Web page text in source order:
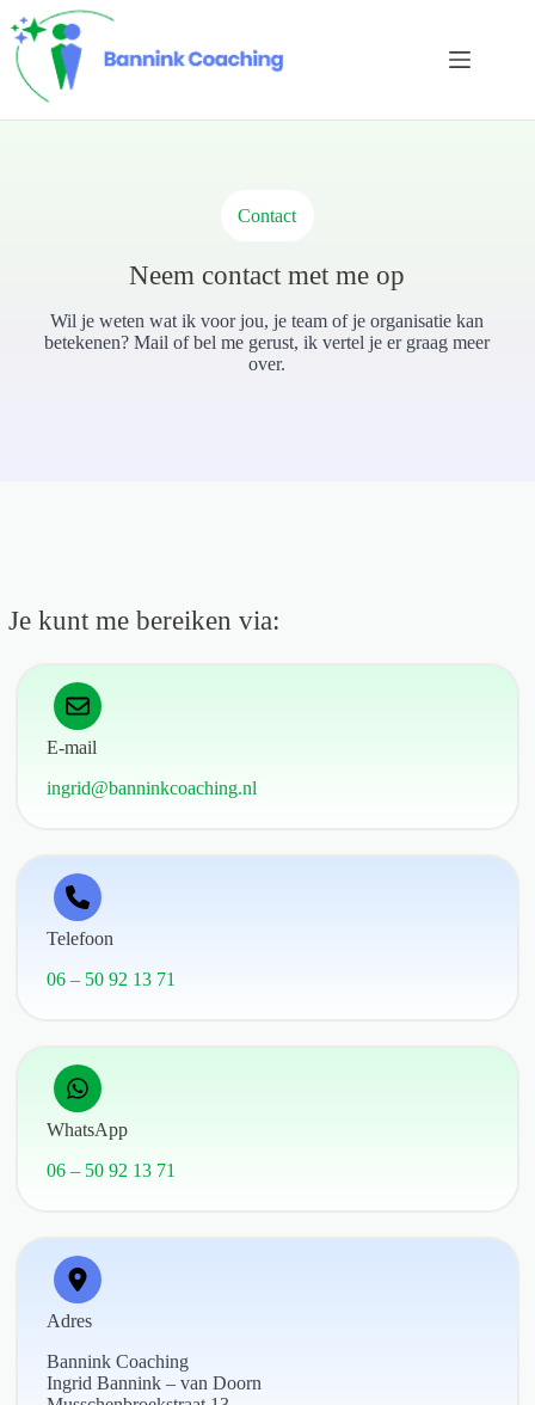
naar
de
inhoud
Contact
Neem contact met me op
Wil je weten wat ik voor jou, je team of je organisatie kan
betekenen? Mail of bel me gerust, ik vertel je er graag meer
over.
Je kunt me bereiken via:
E-mail
ingrid@banninkcoaching.nl
Telefoon
06 – 50 92 13 71
WhatsApp
06 – 50 92 13 71
Adres
Bannink Coaching
Ingrid Bannink – van Doorn